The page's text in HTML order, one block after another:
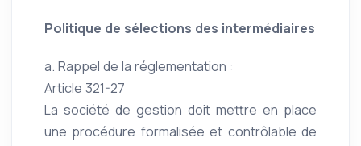
Politique de sélections des intermédiaires
a. Rappel de la réglementation :
Article 321-27
La société de gestion doit mettre en place
une procédure formalisée et contrôlable de